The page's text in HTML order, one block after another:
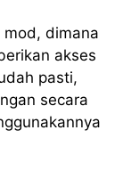
mod, dimana
akses
pasti,
secara